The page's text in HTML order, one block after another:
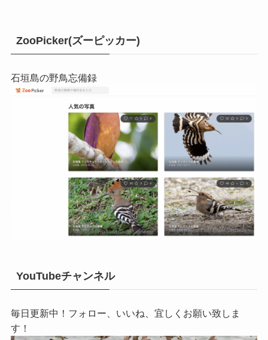
ZooPicker(ズーピッカー)
石垣島の野鳥忘備録
YouTubeチャンネル
毎日更新中！フォロー、いいね、宜しくお願い致しま
す！